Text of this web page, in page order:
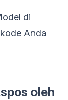
di
Anda
oleh